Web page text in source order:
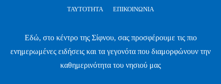
ΤΑΥΤΌΤΗΤΑ ΕΠΙΚΟΙΝΩΝΊΑ
Εδώ, στο κέντρο της Σίφνου, σας προσφέρουμε τις πιο
ενημερωμένες ειδήσεις και τα γεγονότα που διαμορφώνουν την
καθημερινότητα του νησιού μας